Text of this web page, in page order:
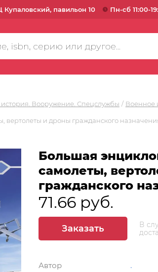
Купаловский, павильон 10 Пн-сб 11:00-
Вооружение. Спецслужбы Военное
вертолеты и дроны гражданского
Большая
самолеты,
гражданского
71.66 руб.
Заказать
В
Автор
.